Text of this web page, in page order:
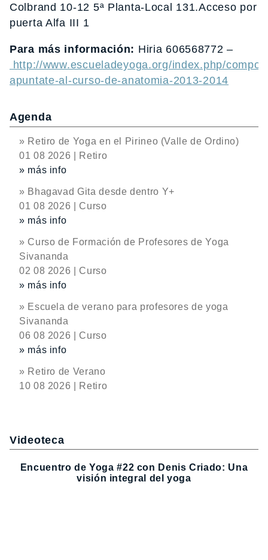
Colbrand 10-12 5ª Planta-Local 131.Acceso por
puerta Alfa III 1
Para más información: Hiria 606568772 –
http://www.escueladeyoga.org/index.php/
apuntate-al-curso-de-anatomia-2013-2014
Agenda
» Retiro de Yoga en el Pirineo (Valle de Ordino)
01 08 2026 | Retiro
» más info
» Bhagavad Gita desde dentro Y+
01 08 2026 | Curso
» más info
» Curso de Formación de Profesores de Yoga
Sivananda
02 08 2026 | Curso
» más info
» Escuela de verano para profesores de yoga
Sivananda
06 08 2026 | Curso
» más info
» Retiro de Verano
10 08 2026 | Retiro
Videoteca
Encuentro de Yoga #22 con Denis Criado: Una
visión integral del yoga